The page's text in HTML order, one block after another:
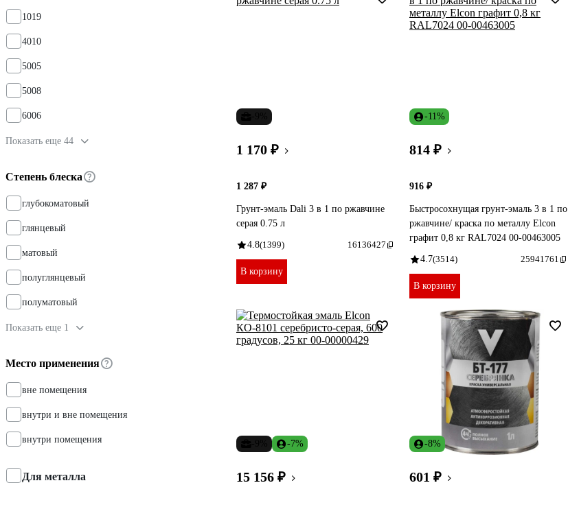
1019
4010
5005
5008
6006
Показать еще 44
Степень блеска
глубокоматовый
глянцевый
матовый
полуглянцевый
полуматовый
Показать еще 1
Место применения
вне помещения
внутри и вне помещения
внутри помещения
Для металла
1 170 ₽
1 287 ₽
Грунт-эмаль Dali 3 в 1 по ржавчине
серая 0.75 л
4.8(1399) 16136427
В корзину
-11%
814 ₽
916 ₽
Быстросохнущая грунт-эмаль 3 в 1 по
ржавчине/ краска по металлу Elcon
графит 0,8 кг RAL7024 00-00463005
4.7(3514) 25941761
В корзину
-7%
15 156 ₽
-8%
601 ₽